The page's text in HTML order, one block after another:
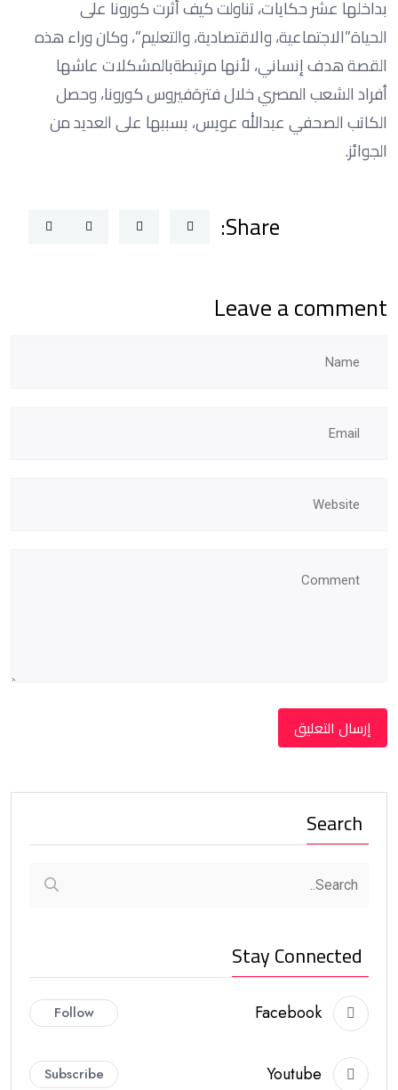
بداخلها عشر حكايات، تناولت كيف أثرت كورونا على
الحياة”الاجتماعية، والاقتصادية، والتعليم”، وكان وراء هذه
القصة هدف إنساني، لأنها مرتبطةبالمشكلات عاشها
أفراد الشعب المصري خلال فترةفيروس كورونا، وحصل
الكاتب الصحفي عبدالله عويس، بسببها على العديد من
الجوائز.
Share:
Leave a comment
Search
Stay Connected
Facebook
Follow
Youtube
Subscribe